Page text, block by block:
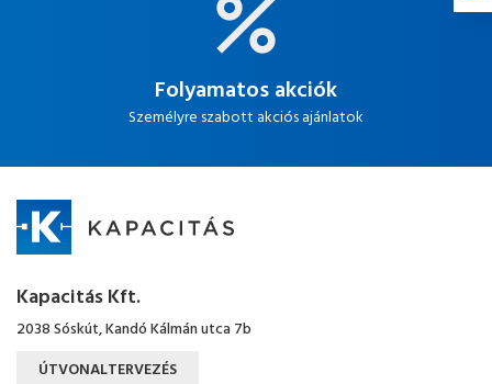
Folyamatos akciók
Személyre szabott akciós ajánlatok
Kapacitás Kft.
2038 Sóskút, Kandó Kálmán utca 7b
ÚTVONALTERVEZÉS